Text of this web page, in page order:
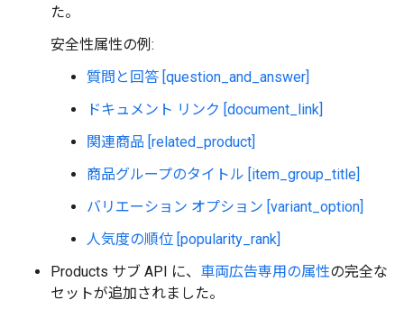
た。
安全性属性の例:
質問と回答 [question_and_answer]
ドキュメント リンク [document_link]
関連商品 [related_product]
商品グループのタイトル [item_group_title]
バリエーション オプション [variant_option]
人気度の順位 [popularity_rank]
Products サブ API に、 車両広告専用の属性の完全な
セットが追加されました。